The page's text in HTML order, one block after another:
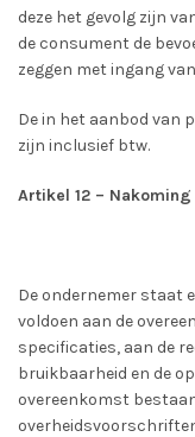
deze het gevolg zijn
de consument de
zeggen met ingang
De in het aanbod van
zijn inclusief btw.
Artikel 12 –
De ondernemer staat
voldoen aan de
specificaties, aan de
bruikbaarheid en de
overeenkomst